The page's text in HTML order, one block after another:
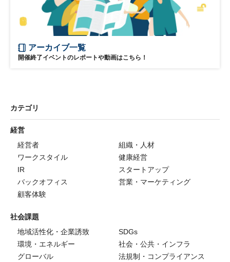
デジタル DX サプライチェーン 参加無料
アーカイブ一覧
開催終了イベントのレポートや動画はこちら！
カテゴリ
経営
経営者
組織・人材
ワークスタイル
健康経営
IR
スタートアップ
バックオフィス
営業・マーケティング
顧客体験
社会課題
地域活性化・企業誘致
SDGs
環境・エネルギー
社会・公共・インフラ
グローバル
法規制・コンプライアンス